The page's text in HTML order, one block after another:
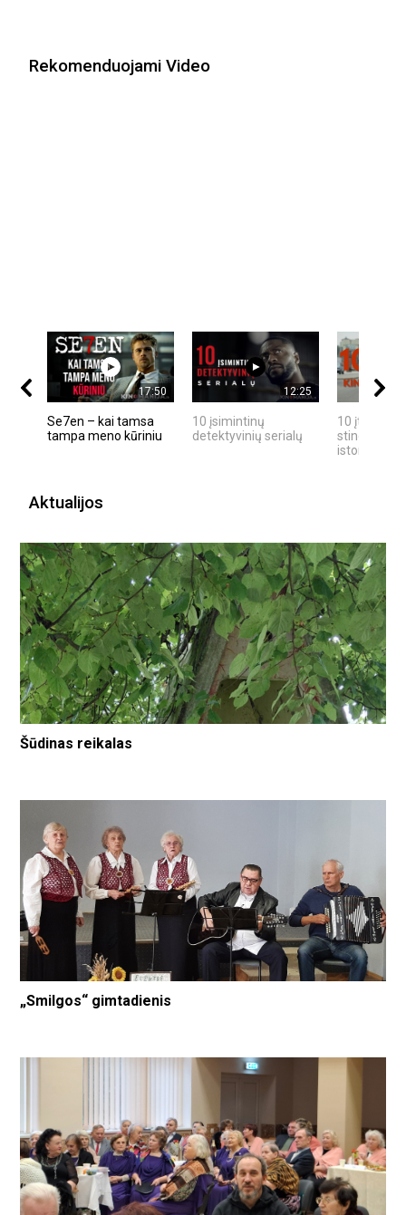
Rekomenduojami Video
17:50
Se7en – kai tamsa
tampa meno kūriniu
12:25
10 įsimintinų
detektyvinių serialų
10 įtemptų,
stingdančių
istorijų
Aktualijos
Šūdinas reikalas
„Smilgos“ gimtadienis